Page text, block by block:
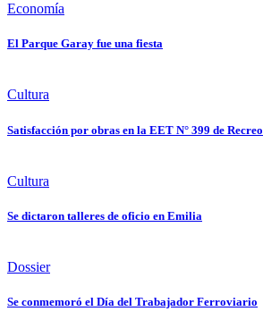
Economía
El Parque Garay fue una fiesta
Cultura
Satisfacción por obras en la EET N° 399 de Recreo
Cultura
Se dictaron talleres de oficio en Emilia
Dossier
Se conmemoró el Día del Trabajador Ferroviario